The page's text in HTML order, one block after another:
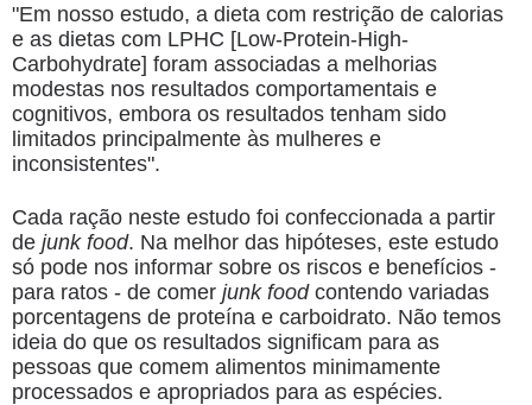
"Em nosso estudo, a dieta com restrição de calorias
e as dietas com LPHC [Low-Protein-High-
Carbohydrate] foram associadas a melhorias
modestas nos resultados comportamentais e
cognitivos, embora os resultados tenham sido
limitados principalmente às mulheres e
inconsistentes".
Cada ração neste estudo foi confeccionada a partir
de junk food. Na melhor das hipóteses, este estudo
só pode nos informar sobre os riscos e benefícios -
para ratos - de comer junk food contendo variadas
porcentagens de proteína e carboidrato. Não temos
ideia do que os resultados significam para as
pessoas que comem alimentos minimamente
processados e apropriados para as espécies.